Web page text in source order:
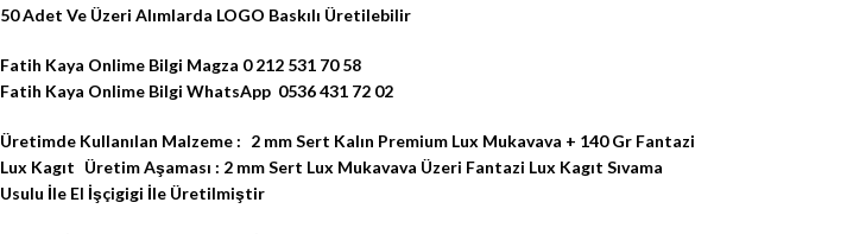
50 Adet Ve Üzeri Alımlarda LOGO Baskılı Üretilebilir
Fatih Kaya Onlime Bilgi Magza 0 212 531 70 58
Fatih Kaya Onlime Bilgi WhatsApp 0536 431 72 02
Üretimde Kullanılan Malzeme : 2 mm Sert Kalın Premium Lux Mukavava + 140 Gr Fantazi
Lux Kagıt Üretim Aşaması : 2 mm Sert Lux Mukavava Üzeri Fantazi Lux Kagıt Sıvama
Usulu İle El İşçigigi İle Üretilmiştir